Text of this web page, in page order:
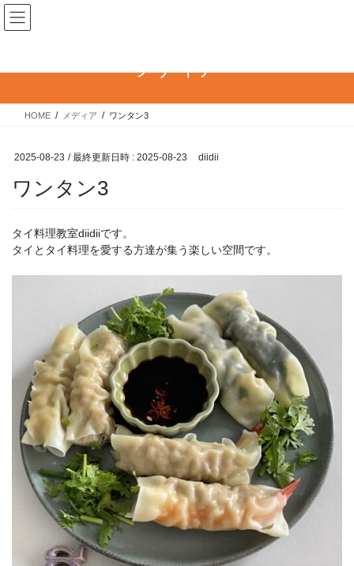
コ
ン
ツ
ス
ナ
ビ
シ
ン
メディア
HOME メディア ワンタン3
2025-08-23 / 最終更新日時 : 2025-08-23 diidii
ワンタン3
タイ料理教室diidiiです。
タイとタイ料理を愛する方達が集う楽しい空間です。